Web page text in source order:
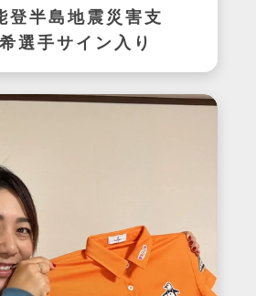
登半島地震災害支
選手サイン入り